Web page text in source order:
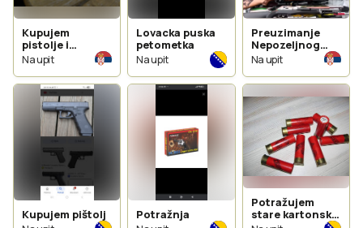
Kupujem
pistolje i
revolvere
Na upit
Lovacka puska
petometka
Na upit
Preuzimanje
Nepozeljnog
Oruzja
Na upit
Kupujem pištolj Potražnja
Potražujem
stare kartonske